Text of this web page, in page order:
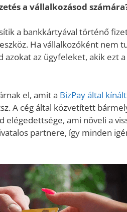
a vállalkozásod
a bankkártyával történő
Ha vállalkozóként nem
az ügyfeleket, akik ezt
el, amit a BizPay által
A cég által közvetített
elégedettsége, ami növeli a
partnere, így minden